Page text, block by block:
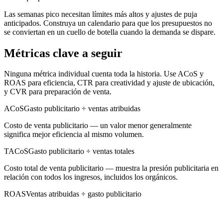
Las semanas pico necesitan límites más altos y ajustes de puja
anticipados. Construya un calendario para que los presupuestos no
se conviertan en un cuello de botella cuando la demanda se dispare.
Métricas clave a seguir
Ninguna métrica individual cuenta toda la historia. Use ACoS y
ROAS para eficiencia, CTR para creatividad y ajuste de ubicación,
y CVR para preparación de venta.
ACoSGasto publicitario ÷ ventas atribuidas
Costo de venta publicitario — un valor menor generalmente
significa mejor eficiencia al mismo volumen.
TACoSGasto publicitario ÷ ventas totales
Costo total de venta publicitario — muestra la presión publicitaria en
relación con todos los ingresos, incluidos los orgánicos.
ROASVentas atribuidas ÷ gasto publicitario